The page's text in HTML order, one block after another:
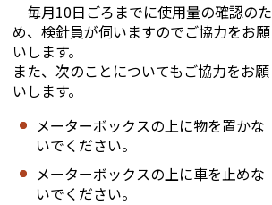
毎月10日ごろまでに使用量の確認のた
め、検針員が伺いますのでご協力をお願
いします。
また、次のことについてもご協力をお願
いします。
メーターボックスの上に物を置かな
いでください。
メーターボックスの上に車を止めな
いでください。